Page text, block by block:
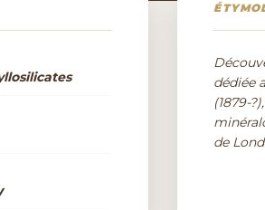
dédiée
(1879-
de